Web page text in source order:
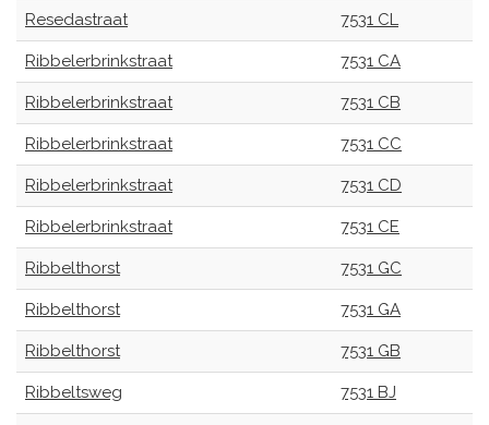
Resedastraat 7531 CL
Ribbelerbrinkstraat 7531 CA
Ribbelerbrinkstraat 7531 CB
Ribbelerbrinkstraat 7531 CC
Ribbelerbrinkstraat 7531 CD
Ribbelerbrinkstraat 7531 CE
Ribbelthorst 7531 GC
Ribbelthorst 7531 GA
Ribbelthorst 7531 GB
Ribbeltsweg 7531 BJ